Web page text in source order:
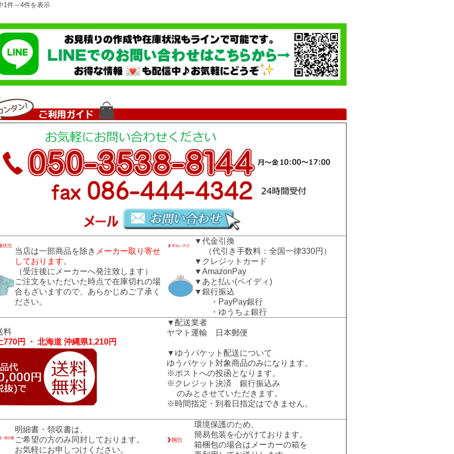
1件～4件を表示
当店は一部商品を除き メーカー取り寄せ
しております。
（受注後にメーカーへ発注致します）
ご注文をいただいた時点で在庫切れの場
合もざいますので、あらかじめご了承く
ださい。
▼代金引換
（代引き手数料：全国一律330円）
▼クレジットカード
▼AmazonPay
▼あと払い(ペイディ)
▼銀行振込
・PayPay銀行
・ゆうちょ銀行
料
770円 ・ 北海道 沖縄県1,210円
▼配送業者
ヤマト運輸 日本郵便
▼ゆうパケット配送について
ゆうパケット対象商品のみになります。
※ポストへの投函となります。
※クレジット決済 銀行振込み
のみとさせていただきます。
※時間指定・到着日指定はできません。
明細書・領収書は、
ご希望の方のみ同封しております。
お気軽にお申しつけください。
環境保護のため、
簡易包装を心がけております。
箱梱包の場合はメーカーの箱を